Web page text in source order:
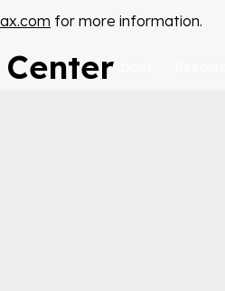
for more information.
About